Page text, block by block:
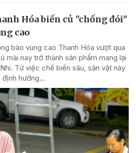
Hóa biến củ "chống đói"
cao
bào vùng cao Thanh Hóa vượt qua
mài nay trở thành sản phẩm mang lại
Từ việc chế biến sâu, sản vật này
hướng...